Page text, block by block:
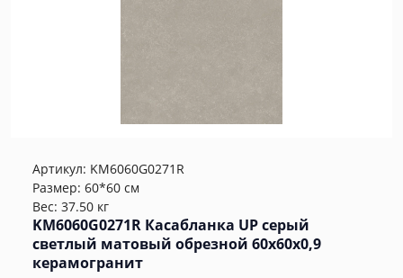
Артикул: KM6060G0271R
Размер: 60*60 см
Вес: 37.50 кг
KM6060G0271R Касабланка UP серый
светлый матовый обрезной 60x60x0,9
керамогранит